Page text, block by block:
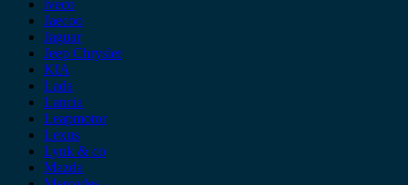
iveco
Jaecoo
Jaguar
Jeep Chrysler
KIA
Lada
Lancia
Leapmotor
Lexus
Lynk & co
Mazda